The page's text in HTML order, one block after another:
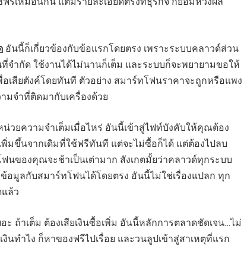
อันนี้ก็เกี่ยวข้องกับข้อแรกโดยตรง เพราะระบบคลาวด์ส่วน
ำกัด ใช้งานได้ไม่นานก็เต็ม และระบบก็จะพยายามขอให้
เสียตังค์โดยทันที ตัวอย่าง สมาร์ทโฟนราคาจะถูกหรือแพง
จำที่ติดมากับเครื่องด้วย
วยความจำเต็มเมื่อไหร่ อันนี้เข้าสู่ไฟท์บังคับให้คุณต้อง
พิ่มขึ้นจากเดิมที่ใช้ฟรีทันที แต่จะไม่ซื้อก็ได้ แต่ต้องไปลบ
นของคุณจะช้าเป็นเต่ามาก สังเกตมั้ยว่าคลาวด์ทุกระบบ
อมูลกับสมาร์ทโฟนได้โดยตรง อันนี้ไม่ใช่เรื่องแปลก ทุก
ล้ว
ะ ถ้าเต็ม ต้องเสียเงินซื้อเพิ่ม อันนี้หลักการตลาดชัดเจน…ไม่
งินทำไง ก็หาของฟรีไปเรื่อย และวนลูปเข้าสู่สาเหตุที่แรก